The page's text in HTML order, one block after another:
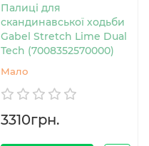
Палиці для
скандинавської ходьби
Gabel Stretch Lime Dual
Tech (7008352570000)
Мало
3310грн.